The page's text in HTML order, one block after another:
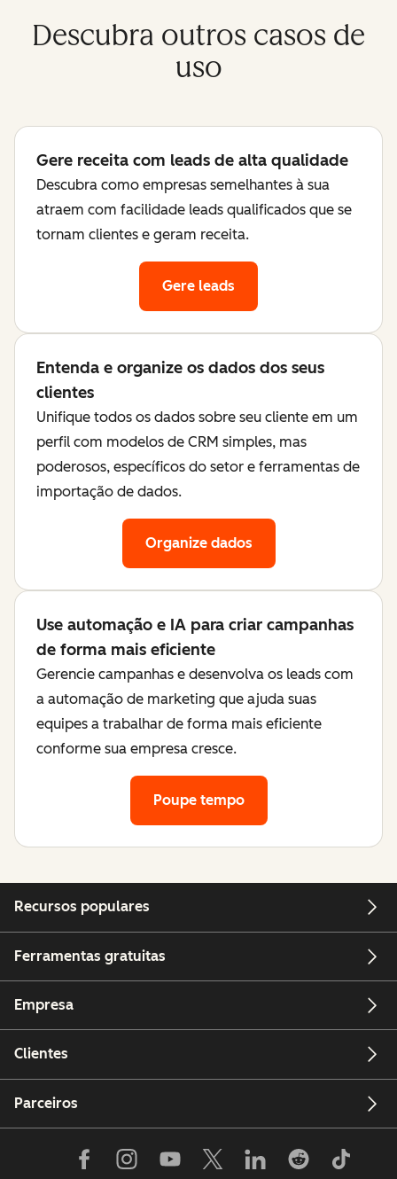
Descubra outros casos de
uso
Gere receita com leads de alta qualidade
Descubra como empresas semelhantes à sua
atraem com facilidade leads qualificados que se
tornam clientes e geram receita.
Gere leads
Entenda e organize os dados dos seus
clientes
Unifique todos os dados sobre seu cliente em um
perfil com modelos de CRM simples, mas
poderosos, específicos do setor e ferramentas de
importação de dados.
Organize dados
Use automação e IA para criar campanhas
de forma mais eficiente
Gerencie campanhas e desenvolva os leads com
a automação de marketing que ajuda suas
equipes a trabalhar de forma mais eficiente
conforme sua empresa cresce.
Poupe tempo
Recursos populares
Ferramentas gratuitas
Empresa
Clientes
Parceiros